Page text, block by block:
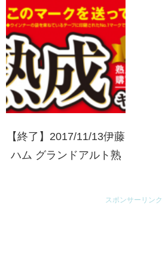
【終了】2017/11/13伊藤
ハム グランドアルト熟
スポンサーリンク